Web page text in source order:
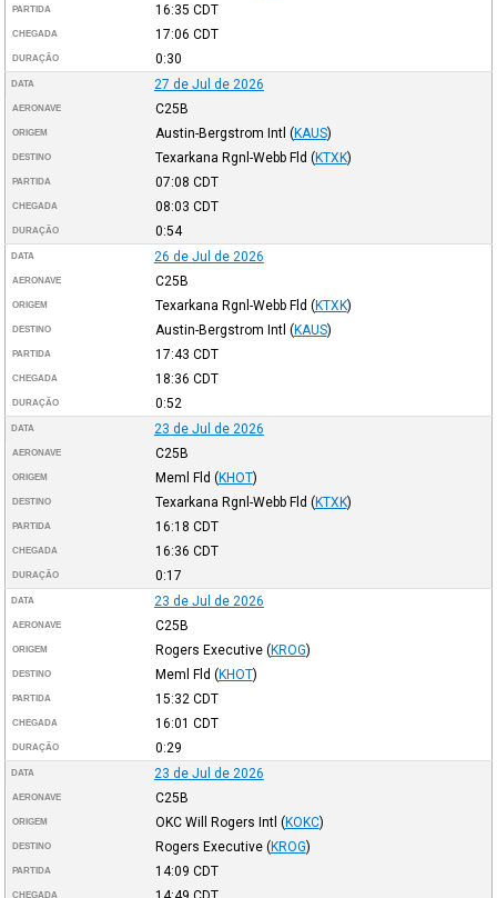
PARTIDA 16:35 CDT
CHEGADA 17:06 CDT
DURAÇÃO 0:30
DATA 27 de Jul de 2026
AERONAVE C25B
ORIGEM Austin-Bergstrom Intl (KAUS)
DESTINO Texarkana Rgnl-Webb Fld (KTXK)
PARTIDA 07:08 CDT
CHEGADA 08:03 CDT
DURAÇÃO 0:54
DATA 26 de Jul de 2026
AERONAVE C25B
ORIGEM Texarkana Rgnl-Webb Fld (KTXK)
DESTINO Austin-Bergstrom Intl (KAUS)
PARTIDA 17:43 CDT
CHEGADA 18:36 CDT
DURAÇÃO 0:52
DATA 23 de Jul de 2026
AERONAVE C25B
ORIGEM Meml Fld (KHOT)
DESTINO Texarkana Rgnl-Webb Fld (KTXK)
PARTIDA 16:18 CDT
CHEGADA 16:36 CDT
DURAÇÃO 0:17
DATA 23 de Jul de 2026
AERONAVE C25B
ORIGEM Rogers Executive (KROG)
DESTINO Meml Fld (KHOT)
PARTIDA 15:32 CDT
CHEGADA 16:01 CDT
DURAÇÃO 0:29
DATA 23 de Jul de 2026
AERONAVE C25B
ORIGEM OKC Will Rogers Intl (KOKC)
DESTINO Rogers Executive (KROG)
PARTIDA 14:09 CDT
CHEGADA